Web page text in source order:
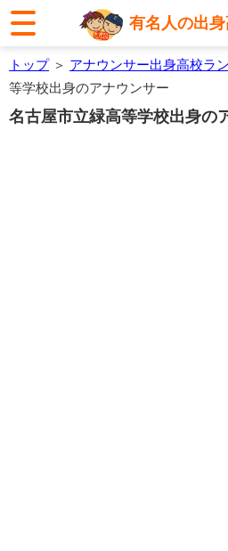
有名人の出
トップ＞ アナウンサー出身高校ラ
等学校出身のアナウンサー
名古屋市立緑高等学校出身の